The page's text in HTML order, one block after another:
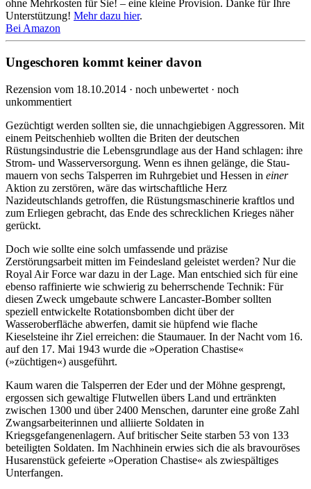
ohne Mehrkosten für Sie! – eine kleine Provision. Danke für Ihre
Unterstützung! Mehr dazu hier.
Bei Amazon
Ungeschoren kommt keiner davon
Rezension vom 18.10.2014 · noch unbewertet · noch
unkommentiert
Gezüchtigt werden sollten sie, die unnachgiebigen Aggressoren. Mit
einem Peit­schen­hieb wollten die Bri­ten der deutschen
Rüstungsindustrie die Le­bens­grund­la­ge aus der Hand schlagen: ihre
Strom- und Wasser­versorgung. Wenn es ihnen gelänge, die Stau­
mauern von sechs Talsperren im Ruhrgebiet und Hessen in einer
Aktion zu zerstören, wäre das wirt­schaft­li­che Herz
Nazideutschlands getroffen, die Rüstungsmaschi­nerie kraftlos und
zum Erliegen gebracht, das Ende des schrecklichen Krieges näher
gerückt.
Doch wie sollte eine solch umfassende und präzise
Zerstörungsarbeit mitten im Feindesland geleistet wer­den? Nur die
Royal Air Force war dazu in der Lage. Man entschied sich für eine
ebenso raffinierte wie schwierig zu beherrschende Technik: Für
diesen Zweck umgebaute schwere Lancaster-Bomber sollten
speziell entwickelte Rotationsbomben dicht über der
Wasseroberfläche abwerfen, damit sie hüpfend wie flache
Kieselsteine ihr Ziel erreichen: die Staumauer. In der Nacht vom 16.
auf den 17. Mai 1943 wurde die »Operation Chastise«
(»züchtigen«) ausgeführt.
Kaum waren die Talsperren der Eder und der Möhne gesprengt,
ergossen sich gewaltige Flutwellen übers Land und ertränkten
zwischen 1300 und über 2400 Menschen, darunter eine große Zahl
Zwangsarbeiterin­nen und alliierte Soldaten in
Kriegsgefangenenlagern. Auf britischer Seite starben 53 von 133
beteiligten Soldaten. Im Nachhinein erwies sich die als bravouröses
Husarenstück gefeierte »Operation Chastise« als zwiespältiges
Unterfangen.